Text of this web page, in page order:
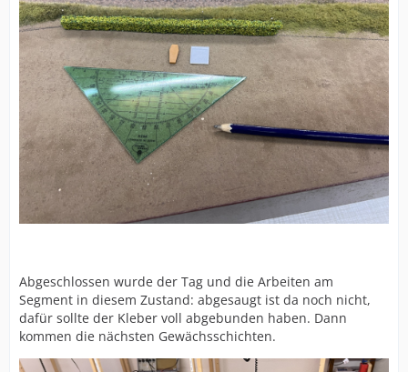
Abgeschlossen wurde der Tag und die Arbeiten am
Segment in diesem Zustand: abgesaugt ist da noch nicht,
dafür sollte der Kleber voll abgebunden haben. Dann
kommen die nächsten Gewächsschichten.